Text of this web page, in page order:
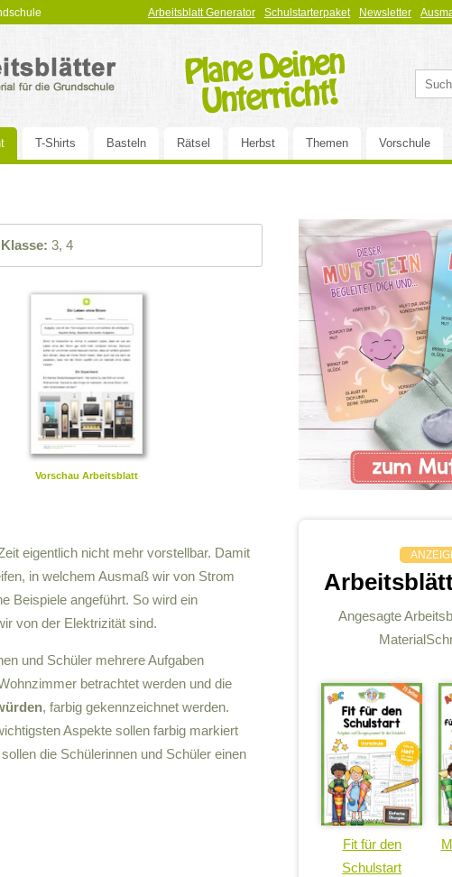
Newsletter
Schulstarterpaket
Arbeitsblatt Generator
T-Shirts Basteln Rätsel Herbst Themen Vorschule
Klasse: 3, 4
Vorschau Arbeitsblatt
eigentlich nicht mehr vorstellbar. Damit
in welchem Ausmaß wir von Strom
Beispiele angeführt. So wird ein
von der Elektrizität sind.
und Schüler mehrere Aufgaben
betrachtet werden und die
, farbig gekennzeichnet werden.
Aspekte sollen farbig markiert
die Schülerinnen und Schüler einen
Angesagte
Fit für den
Schulstart